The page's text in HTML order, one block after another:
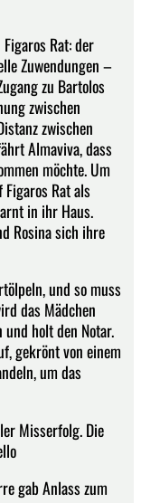
Rat: der
Zuwendungen –
zu Bartolos
zwischen
zwischen
Almaviva, dass
möchte. Um
Rat als
in ihr Haus.
Rosina sich ihre
und so muss
das Mädchen
holt den Notar.
gekrönt von einem
um das
Misserfolg. Die
gab Anlass zum